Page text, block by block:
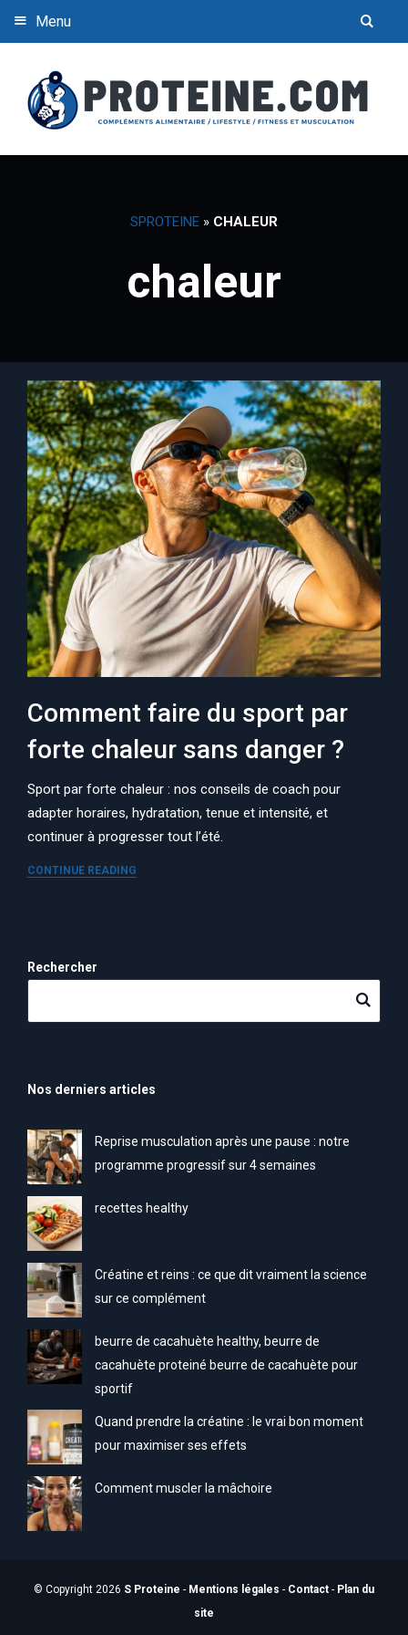
Menu
SPROTEINE » CHALEUR
chaleur
Comment faire du sport par
forte chaleur sans danger ?
Sport par forte chaleur : nos conseils de coach pour
adapter horaires, hydratation, tenue et intensité, et
continuer à progresser tout l’été.
CONTINUE READING
Rechercher
Nos derniers articles
Reprise musculation après une pause : notre
programme progressif sur 4 semaines
recettes healthy
Créatine et reins : ce que dit vraiment la science
sur ce complément
beurre de cacahuète healthy, beurre de
cacahuète proteiné beurre de cacahuète pour
sportif
Quand prendre la créatine : le vrai bon moment
pour maximiser ses effets
Comment muscler la mâchoire
© Copyright 2026 S Proteine - Mentions légales - Contact - Plan du
site